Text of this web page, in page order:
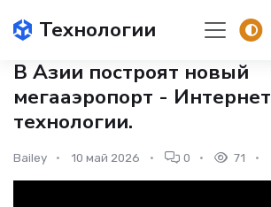
Технологии
В Азии построят новый
мегааэропорт - Интернет
технологии.
Bailey 10 май 2026 0 71